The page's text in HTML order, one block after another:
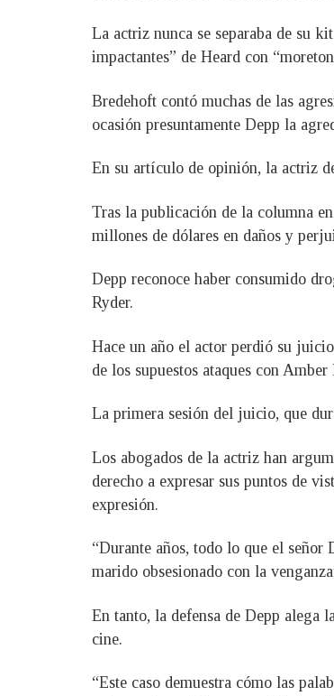
La actriz nunca se separaba de su
impactantes” de Heard con
Bredehoft contó muchas de las
ocasión presuntamente Depp la
En su artículo de opinión, la actriz
Tras la publicación de la columna
millones de dólares en daños y
Depp reconoce haber consumido
Ryder.
Hace un año el actor perdió su
de los supuestos ataques con
La primera sesión del juicio, que
Los abogados de la actriz han
derecho a expresar sus puntos de
expresión.
“Durante años, todo lo que el
marido obsesionado con la
En tanto, la defensa de Depp alega
cine.
“Este caso demuestra cómo las